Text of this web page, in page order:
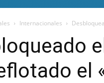
Internacionales
el